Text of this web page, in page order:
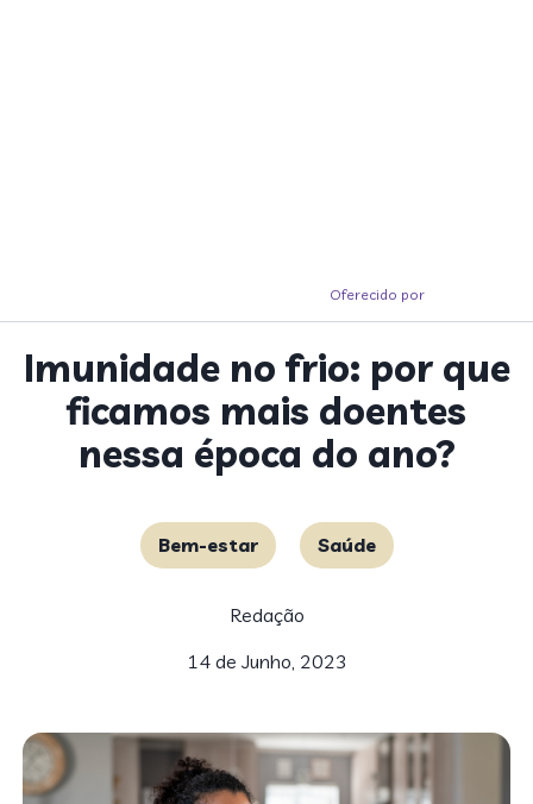
Oferecido por
Imunidade no frio: por que
ficamos mais doentes
nessa época do ano?
Bem-estar Saúde
Redação
14 de Junho, 2023